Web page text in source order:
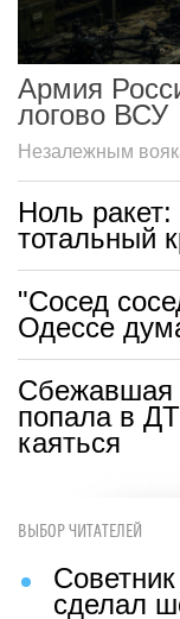
Армия
логово ВСУ
Незалежным
Ноль
тотальный
"Сосед
Одессе
попала в
каяться
ВЫБОР ЧИТАТЕЛЕЙ
сделал